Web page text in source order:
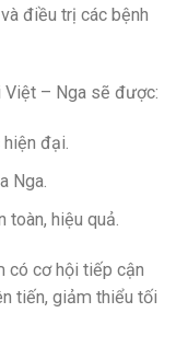
điều trị các bệnh
Việt – Nga sẽ được:
đại.
Nga.
toàn, hiệu quả.
có cơ hội tiếp cận
tiến, giảm thiểu tối